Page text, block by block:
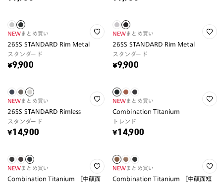
NEWまとめ買い
26SS STANDARD Rim Metal
スタンダード
¥9,900
NEWまとめ買い
26SS STANDARD Rim Metal
スタンダード
¥9,900
NEWまとめ買い
26SS STANDARD Rimless
スタンダード
¥14,900
NEWまとめ買い
Combination Titanium
トレンド
¥14,900
NEWまとめ買い
Combination Titanium ［中顔面
NEWまとめ買い
Combination Titanium ［中顔面短